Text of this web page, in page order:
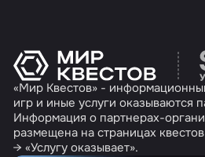
«Мир Квестов» -
игр и иные услуги оказываются
Информация о партнерах-
размещена на страницах
→ «Услугу оказывает».